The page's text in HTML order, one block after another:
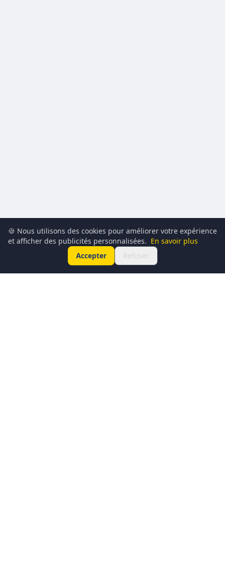
🍪 Nous utilisons des cookies pour améliorer votre expérience
et afficher des publicités personnalisées. En savoir plus
Accepter
Refuser